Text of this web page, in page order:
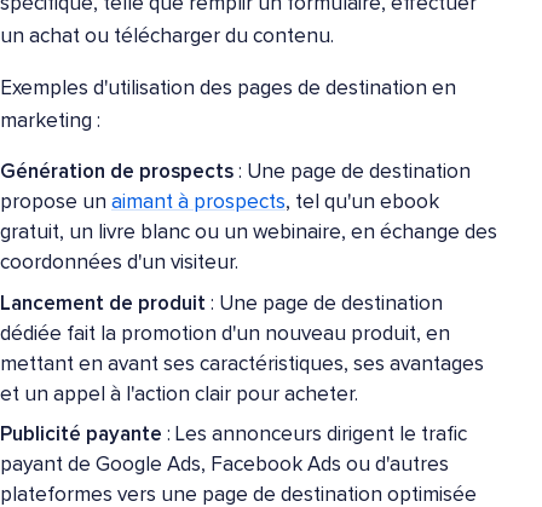
spécifique, telle que remplir un formulaire, effectuer
un achat ou télécharger du contenu.
Exemples d'utilisation des pages de destination en
marketing :
Génération de prospects : Une page de destination
propose un aimant à prospects, tel qu'un ebook
gratuit, un livre blanc ou un webinaire, en échange des
coordonnées d'un visiteur.
Lancement de produit : Une page de destination
dédiée fait la promotion d'un nouveau produit, en
mettant en avant ses caractéristiques, ses avantages
et un appel à l'action clair pour acheter.
Publicité payante : Les annonceurs dirigent le trafic
payant de Google Ads, Facebook Ads ou d'autres
plateformes vers une page de destination optimisée